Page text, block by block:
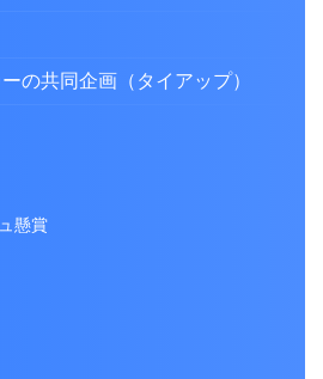
の共同企画（タイアップ）
懸賞